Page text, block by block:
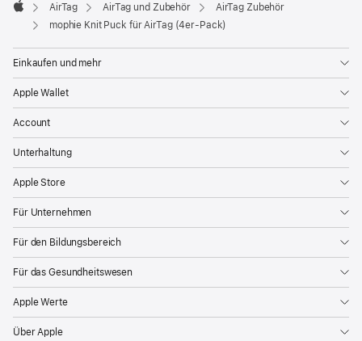
Apple
AirTag AirTag und Zubehör
AirTag Zubehör
mophie Knit Puck für AirTag (4er-Pack)
Einkaufen und mehr
Apple Wallet
Account
Unterhaltung
Apple Store
Für Unternehmen
Für den Bildungsbereich
Für das Gesundheitswesen
Apple Werte
Über Apple